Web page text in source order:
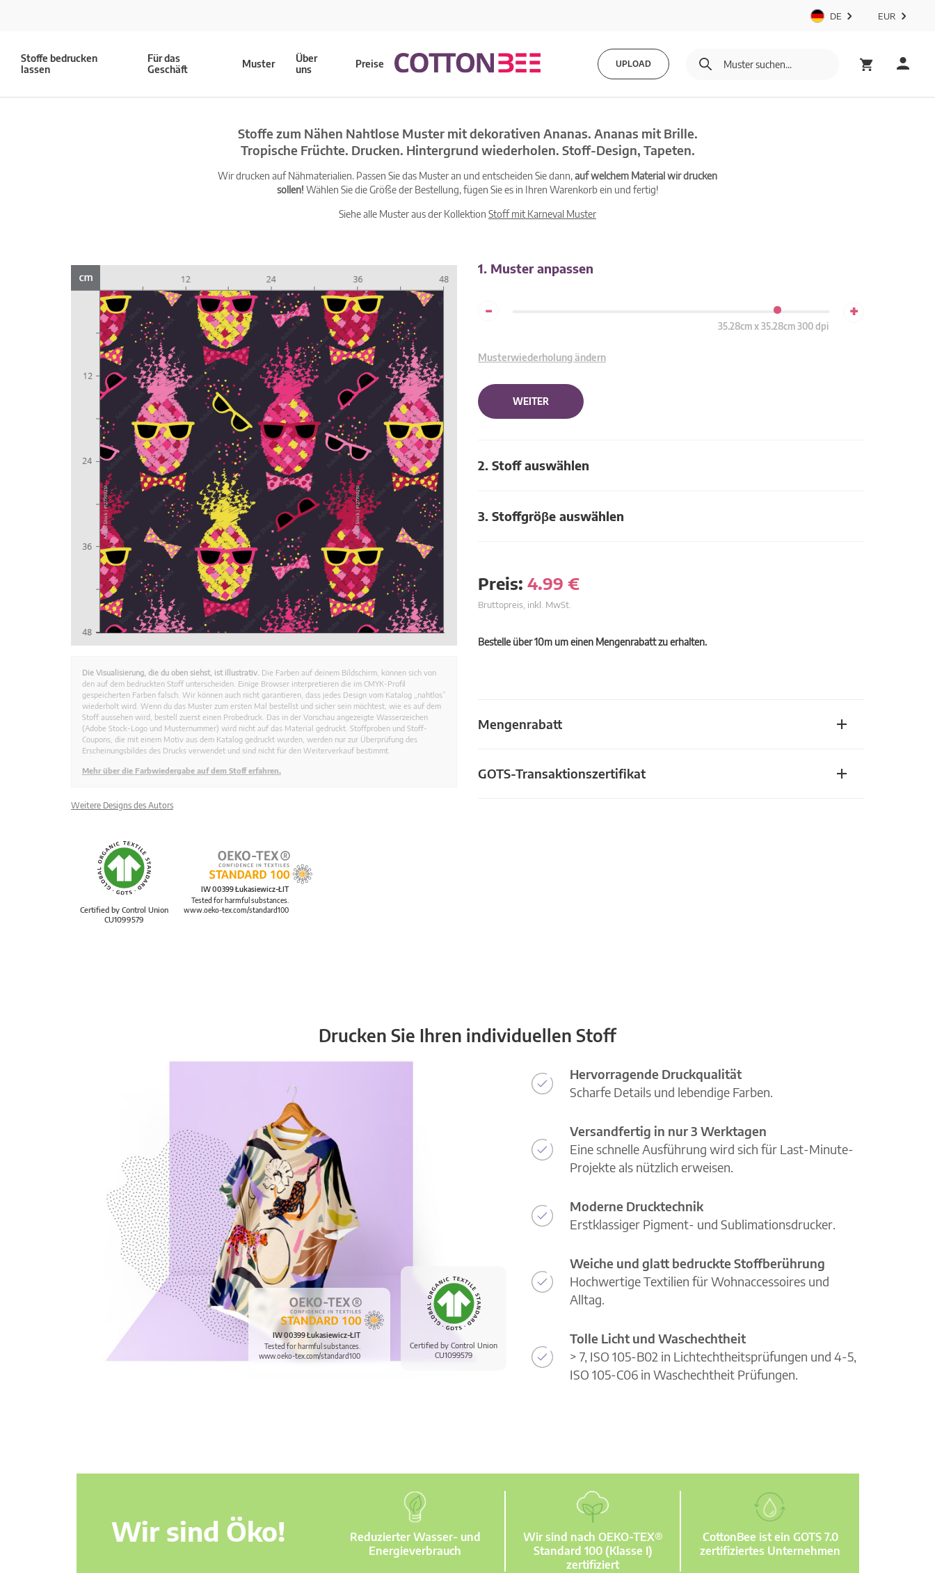
DE EUR
Stoffe bedrucken
lassen
Für das
Geschäft
Muster
Über
uns
Preise UPLOAD
Stoffe zum Nähen Nahtlose Muster mit dekorativen Ananas. Ananas mit Brille.
Tropische Früchte. Drucken. Hintergrund wiederholen. Stoff-Design, Tapeten.
Wir drucken auf Nähmaterialien. Passen Sie das Muster an und entscheiden Sie dann,auf welchem Material wir drucken
sollen! Wählen Sie die Größe der Bestellung, fügen Sie es in Ihren Warenkorb ein und fertig!
Siehe alle Muster aus der Kollektion Stoff mit Karneval Muster
1. Muster anpassen
-
35.28cm x 35.28cm 300 dpi
+
Musterwiederholung ändern
WEITER
2. Stoff auswählen
3. Stoffgröβe auswählen
Preis: 4.99 €
Bruttopreis, inkl. MwSt.
Bestelle über 10m um einen Mengenrabatt zu erhalten.
Mengenrabatt
GOTS-Transaktionszertifikat
Die Visualisierung, die du oben siehst, ist illustrativ. Die Farben auf deinem Bildschirm, können sich von
den auf dem bedruckten Stoff unterscheiden. Einige Browser interpretieren die im CMYK-Profil
gespeicherten Farben falsch. Wir können auch nicht garantieren, dass jedes Design vom Katalog „nahtlos”
wiederholt wird. Wenn du das Muster zum ersten Mal bestellst und sicher sein möchtest, wie es auf dem
Stoff aussehen wird, bestell zuerst einen Probedruck. Das in der Vorschau angezeigte Wasserzeichen
(Adobe Stock-Logo und Musternummer) wird nicht auf das Material gedruckt. Stoffproben und Stoff-
Coupons, die mit einem Motiv aus dem Katalog gedruckt wurden, werden nur zur Überprüfung des
Erscheinungsbildes des Drucks verwendet und sind nicht für den Weiterverkauf bestimmt.
Mehr über die Farbwiedergabe auf dem Stoff erfahren.
Weitere Designs des Autors
Certified by Control Union
CU1099579
IW 00399 Łukasiewicz-ŁIT
Tested for harmful substances.
www.oeko-tex.com/standard100
Drucken Sie Ihren individuellen Stoff
Certified by Control Union
CU1099579
IW 00399 Łukasiewicz-ŁIT
Tested for harmful substances.
www.oeko-tex.com/standard100
Hervorragende Druckqualität
Scharfe Details und lebendige Farben.
Versandfertig in nur 3 Werktagen
Eine schnelle Ausführung wird sich für Last-Minute-
Projekte als nützlich erweisen.
Moderne Drucktechnik
Erstklassiger Pigment- und Sublimationsdrucker.
Weiche und glatt bedruckte Stoffberührung
Hochwertige Textilien für Wohnaccessoires und
Alltag.
Tolle Licht und Waschechtheit
> 7, ISO 105-B02 in Lichtechtheitsprüfungen und 4-5,
ISO 105-C06 in Waschechtheit Prüfungen.
Wir sind Öko!
Reduzierter Wasser- und
Energieverbrauch
Wir sind nach OEKO-TEX®
Standard 100 (Klasse I)
zertifiziert
CottonBee ist ein GOTS 7.0
zertifiziertes Unternehmen